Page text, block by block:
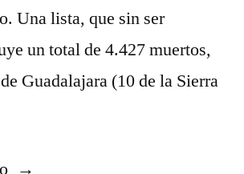
Una lista, que sin ser
un total de 4.427 muertos,
Guadalajara (10 de la Sierra
«Serranos